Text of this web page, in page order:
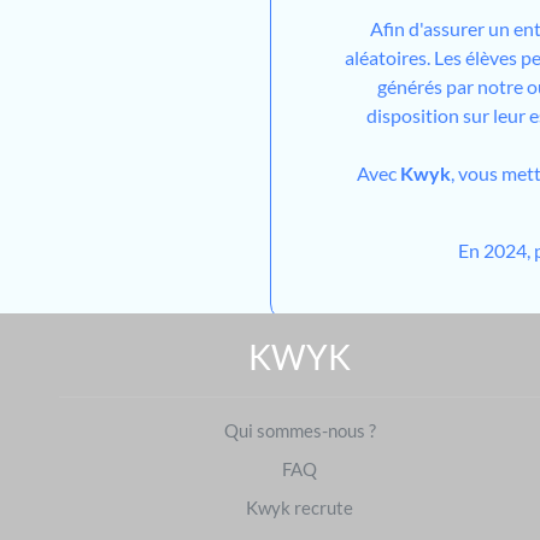
Afin d'assurer un
aléatoires. Les élèves
générés par notre
disposition sur leur
Avec Kwyk, vous
En 2024,
KWYK
Qui sommes-nous ?
FAQ
Kwyk recrute